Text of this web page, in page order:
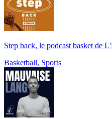
Step back, le podcast basket de
Basketball, Sports